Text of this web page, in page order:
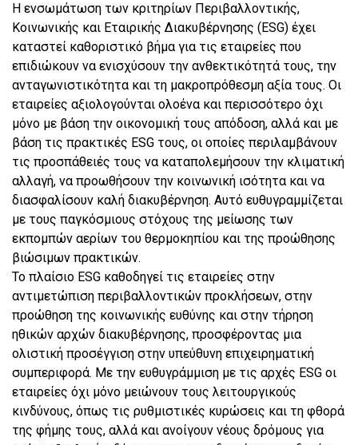
H ενσωμάτωση των κριτηρίων Περιβαλλοντικής,
Κοινωνικής και Εταιρικής Διακυβέρνησης (ESG) έχει
καταστεί καθοριστικό βήμα για τις εταιρείες που
επιδιώκουν να ενισχύσουν την ανθεκτικότητά τους, την
ανταγωνιστικότητα και τη μακροπρόθεσμη αξία τους. Οι
εταιρείες αξιολογούνται ολοένα και περισσότερο όχι
μόνο με βάση την οικονομική τους απόδοση, αλλά και με
βάση τις πρακτικές ESG τους, οι οποίες περιλαμβάνουν
τις προσπάθειές τους να καταπολεμήσουν την κλιματική
αλλαγή, να προωθήσουν την κοινωνική ισότητα και να
διασφαλίσουν καλή διακυβέρνηση. Αυτό ευθυγραμμίζεται
με τους παγκόσμιους στόχους της μείωσης των
εκπομπών αερίων του θερμοκηπίου και της προώθησης
βιώσιμων πρακτικών.
Το πλαίσιο ESG καθοδηγεί τις εταιρείες στην
αντιμετώπιση περιβαλλοντικών προκλήσεων, στην
προώθηση της κοινωνικής ευθύνης και στην τήρηση
ηθικών αρχών διακυβέρνησης, προσφέροντας μια
ολιστική προσέγγιση στην υπεύθυνη επιχειρηματική
συμπεριφορά. Με την ευθυγράμμιση με τις αρχές ESG οι
εταιρείες όχι μόνο μειώνουν τους λειτουργικούς
κινδύνους, όπως τις ρυθμιστικές κυρώσεις και τη φθορά
της φήμης τους, αλλά και ανοίγουν νέους δρόμους για